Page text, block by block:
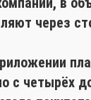
через
с четырёх